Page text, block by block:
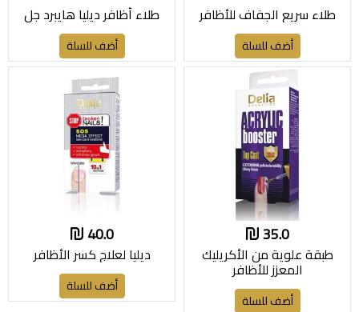
طلاء سريع الجفاف للأظافر
أضف للسلة
طلاء أظافر ديليا هايبرد جل
أضف للسلة
35.0
طبقة علوية من الأكريليك
المعزز للأظافر
أضف للسلة
40.0
ديليا لعلاج كسر الأظافر
أضف للسلة